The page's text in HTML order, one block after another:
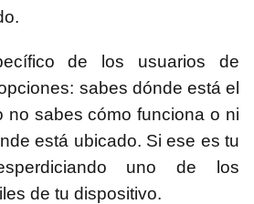
de los usuarios de
sabes dónde está el
no sabes cómo funciona o ni
está ubicado. Si ese es tu
uno de los
de tu dispositivo.